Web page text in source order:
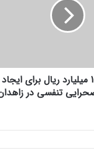
تنفسی در